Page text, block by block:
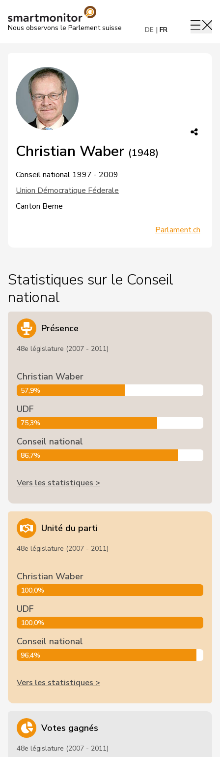
Nous observons le Parlement suisse DE FR
Christian Waber (1948)
Conseil national 1997 - 2009
Union Démocratique Féderale
Canton Berne
Parlament.ch
Statistiques sur le Conseil
national
Présence
48e législature (2007 - 2011)
Christian Waber
57,9%
UDF
75,3%
Conseil national
86,7%
Vers les statistiques >
Unité du parti
48e législature (2007 - 2011)
Christian Waber
100,0%
UDF
100,0%
Conseil national
96,4%
Vers les statistiques >
Votes gagnés
48e législature (2007 - 2011)